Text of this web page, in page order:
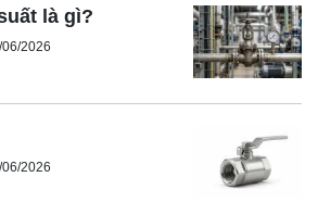
là gì?
2026
2026